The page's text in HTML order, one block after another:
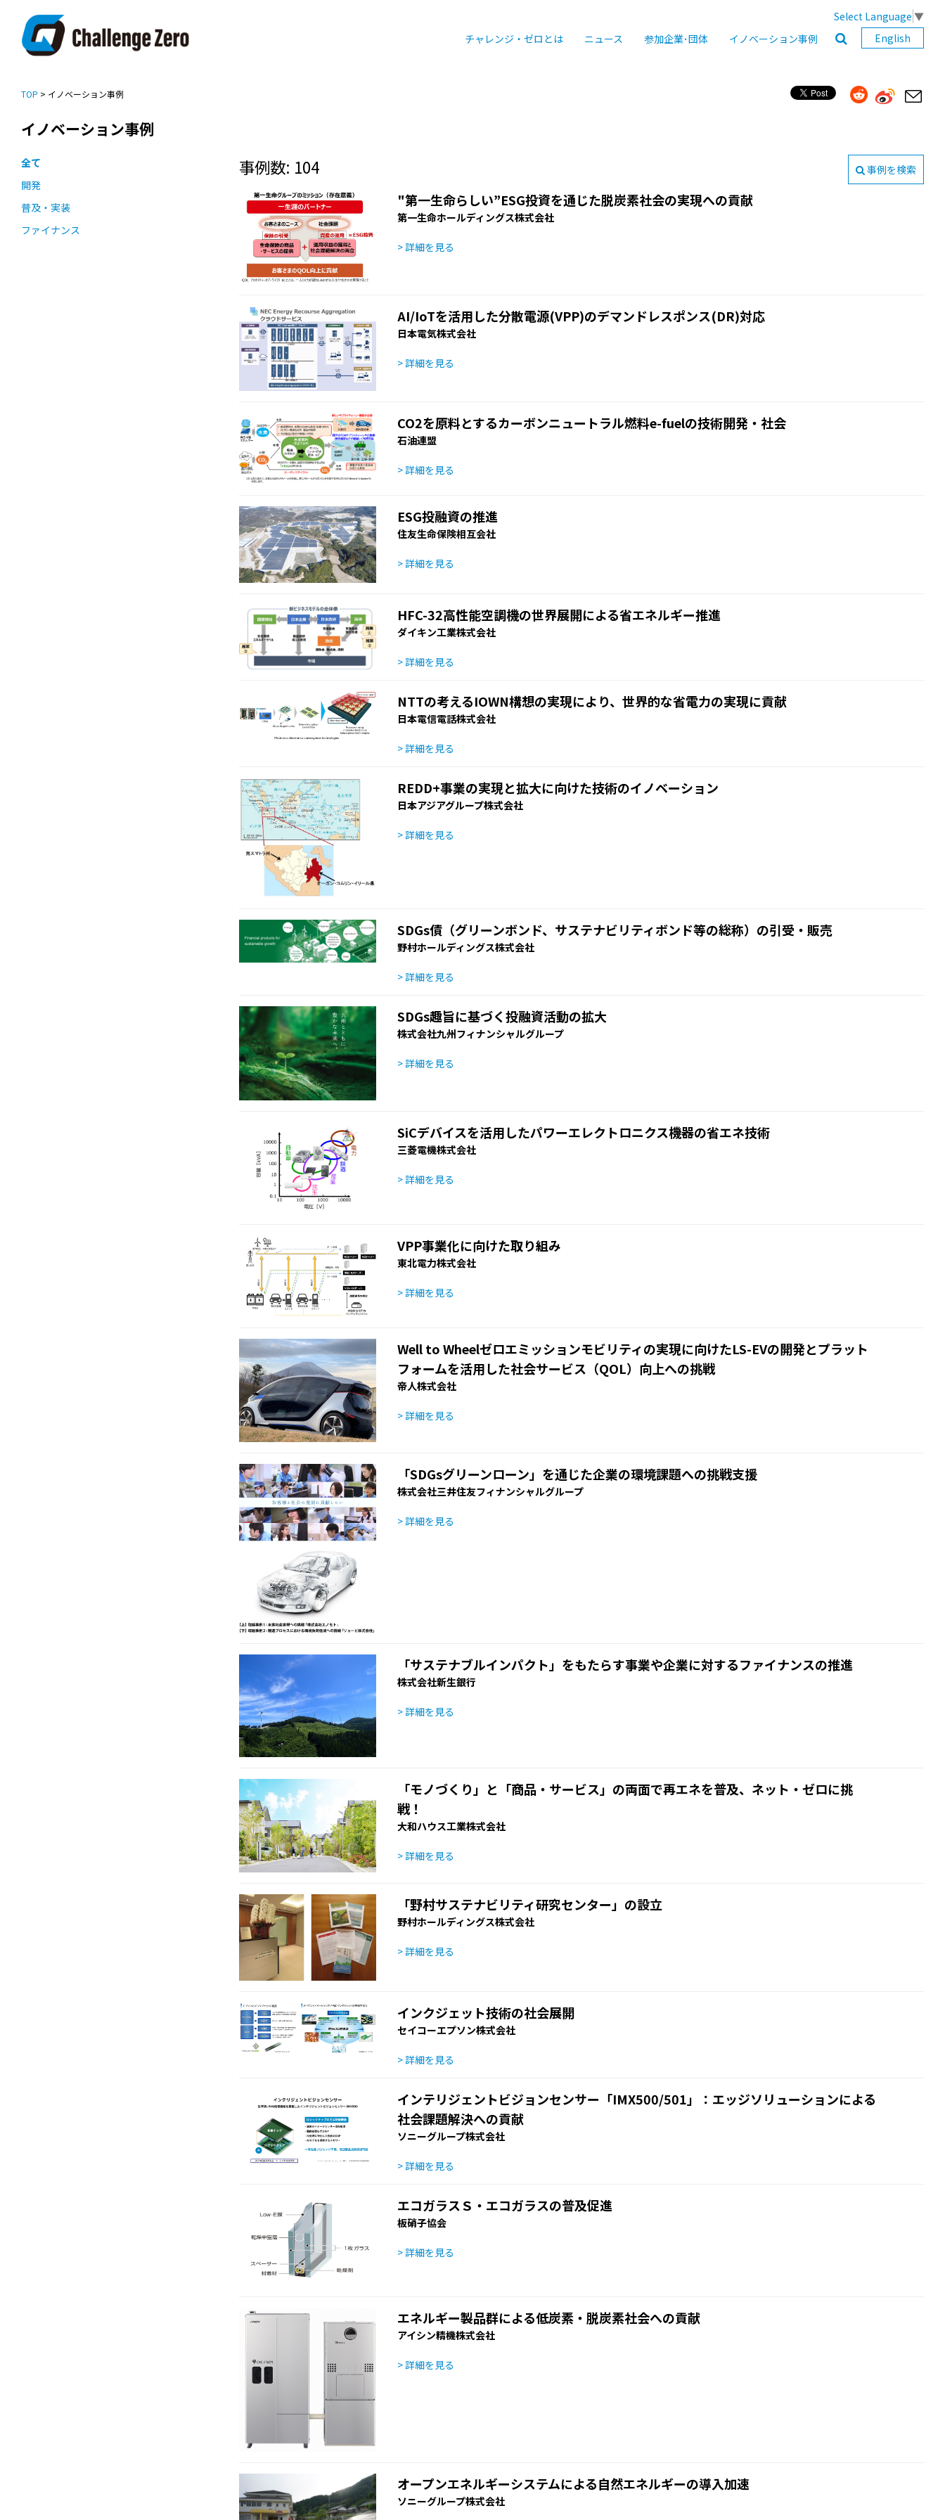
Select Language ▼
チャレンジ・ゼロとは
ニュース 参加企業･団体 イノベーション事例 English
TOP > イノベーション事例
イノベーション事例
全て
開発
普及・実装
ファイナンス
事例数: 104 事例を検索
"第一生命らしい”ESG投資を通じた脱炭素社会の実現への貢献
第一生命ホールディングス株式会社
> 詳細を見る
AI/IoTを活用した分散電源(VPP)のデマンドレスポンス(DR)対応
日本電気株式会社
> 詳細を見る
CO2を原料とするカーボンニュートラル燃料e-fuelの技術開発・社会
石油連盟
> 詳細を見る
ESG投融資の推進
住友生命保険相互会社
> 詳細を見る
HFC-32高性能空調機の世界展開による省エネルギー推進
ダイキン工業株式会社
> 詳細を見る
NTTの考えるIOWN構想の実現により、世界的な省電力の実現に貢献
日本電信電話株式会社
> 詳細を見る
REDD+事業の実現と拡大に向けた技術のイノベーション
日本アジアグループ株式会社
> 詳細を見る
SDGs債（グリーンボンド、サステナビリティボンド等の総称）の引受・販売
野村ホールディングス株式会社
> 詳細を見る
SDGs趣旨に基づく投融資活動の拡大
株式会社九州フィナンシャルグループ
> 詳細を見る
SiCデバイスを活用したパワーエレクトロニクス機器の省エネ技術
三菱電機株式会社
> 詳細を見る
VPP事業化に向けた取り組み
東北電力株式会社
> 詳細を見る
Well to Wheelゼロエミッションモビリティの実現に向けたLS-EVの開発とプラット
フォームを活用した社会サービス（QOL）向上への挑戦
帝人株式会社
> 詳細を見る
「SDGsグリーンローン」を通じた企業の環境課題への挑戦支援
株式会社三井住友フィナンシャルグループ
> 詳細を見る
「サステナブルインパクト」をもたらす事業や企業に対するファイナンスの推進
株式会社新生銀行
> 詳細を見る
「モノづくり」と「商品・サービス」の両面で再エネを普及、ネット・ゼロに挑
戦！
大和ハウス工業株式会社
> 詳細を見る
「野村サステナビリティ研究センター」の設立
野村ホールディングス株式会社
> 詳細を見る
インクジェット技術の社会展開
セイコーエプソン株式会社
> 詳細を見る
インテリジェントビジョンセンサー「IMX500/501」：エッジソリューションによる
社会課題解決への貢献
ソニーグループ株式会社
> 詳細を見る
エコガラスＳ・エコガラスの普及促進
板硝子協会
> 詳細を見る
エネルギー製品群による低炭素・脱炭素社会への貢献
アイシン精機株式会社
> 詳細を見る
オープンエネルギーシステムによる自然エネルギーの導入加速
ソニーグループ株式会社